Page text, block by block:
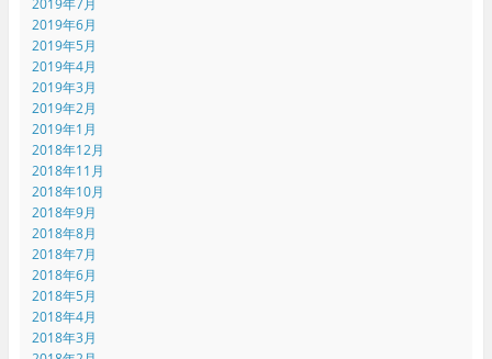
2019年7月
2019年6月
2019年5月
2019年4月
2019年3月
2019年2月
2019年1月
2018年12月
2018年11月
2018年10月
2018年9月
2018年8月
2018年7月
2018年6月
2018年5月
2018年4月
2018年3月